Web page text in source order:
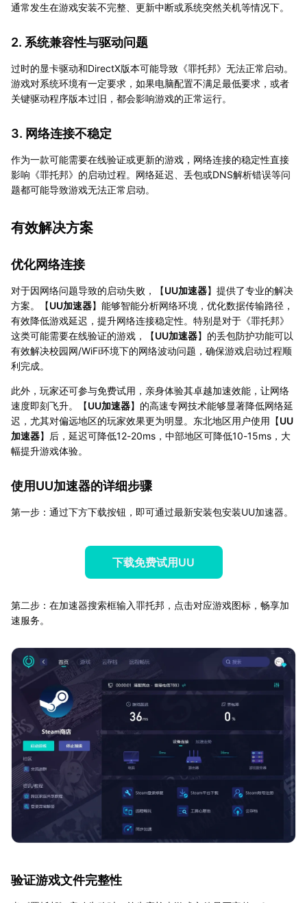
通常发生在游戏安装不完整、更新中断或系统突然关机等情况下。
2. 系统兼容性与驱动问题
过时的显卡驱动和DirectX版本可能导致《罪托邦》无法正常启动。
游戏对系统环境有一定要求，如果电脑配置不满足最低要求，或者
关键驱动程序版本过旧，都会影响游戏的正常运行。
3. 网络连接不稳定
作为一款可能需要在线验证或更新的游戏，网络连接的稳定性直接
影响《罪托邦》的启动过程。网络延迟、丢包或DNS解析错误等问
题都可能导致游戏无法正常启动。
有效解决方案
优化网络连接
对于因网络问题导致的启动失败，【UU加速器】提供了专业的解决
方案。【UU加速器】能够智能分析网络环境，优化数据传输路径，
有效降低游戏延迟，提升网络连接稳定性。特别是对于《罪托邦》
这类可能需要在线验证的游戏，【UU加速器】的丢包防护功能可以
有效解决校园网/WiFi环境下的网络波动问题，确保游戏启动过程顺
利完成。
此外，玩家还可参与免费试用，亲身体验其卓越加速效能，让网络
速度即刻飞升。【UU加速器】的高速专网技术能够显著降低网络延
迟，尤其对偏远地区的玩家效果更为明显。东北地区用户使用【UU
加速器】后，延迟可降低12-20ms，中部地区可降低10-15ms，大
幅提升游戏体验。
使用UU加速器的详细步骤
第一步：通过下方下载按钮，即可通过最新安装包安装UU加速器。
下载免费试用UU
第二步：在加速器搜索框输入罪托邦，点击对应游戏图标，畅享加
速服务。
验证游戏文件完整性